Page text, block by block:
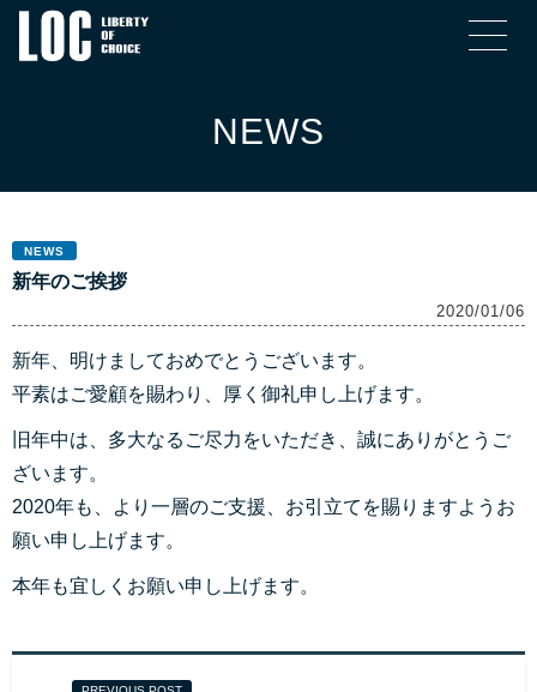
NEWS
NEWS
新年のご挨拶
2020/01/06
新年、明けましておめでとうございます。
平素はご愛顧を賜わり、厚く御礼申し上げます。
旧年中は、多大なるご尽力をいただき、誠にありがとうご
ざいます。
2020年も、より一層のご支援、お引立てを賜りますようお
願い申し上げます。
本年も宜しくお願い申し上げます。